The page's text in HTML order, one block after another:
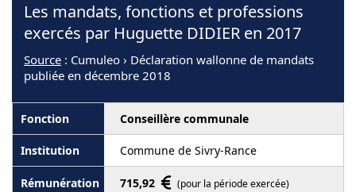
Les mandats, fonctions et professions
exercés par Huguette DIDIER en 2017
Source : Cumuleo › Déclaration wallonne de mandats
publiée en décembre 2018
Conseillère communale
Commune de Sivry-Rance
715,92 (pour la période exercée)